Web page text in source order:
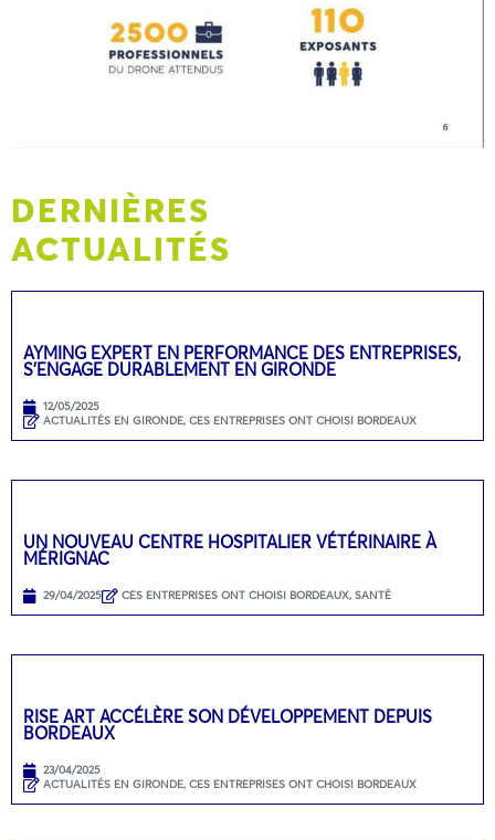
DERNIÈRES
ACTUALITÉS
AYMING EXPERT EN PERFORMANCE DES ENTREPRISES,
S’ENGAGE DURABLEMENT EN GIRONDE
12/05/2025
ACTUALITÉS EN GIRONDE, CES ENTREPRISES ONT CHOISI BORDEAUX
UN NOUVEAU CENTRE HOSPITALIER VÉTÉRINAIRE À
MÉRIGNAC
29/04/2025 CES ENTREPRISES ONT CHOISI BORDEAUX, SANTÉ
RISE ART ACCÉLÈRE SON DÉVELOPPEMENT DEPUIS
BORDEAUX
23/04/2025
ACTUALITÉS EN GIRONDE, CES ENTREPRISES ONT CHOISI BORDEAUX